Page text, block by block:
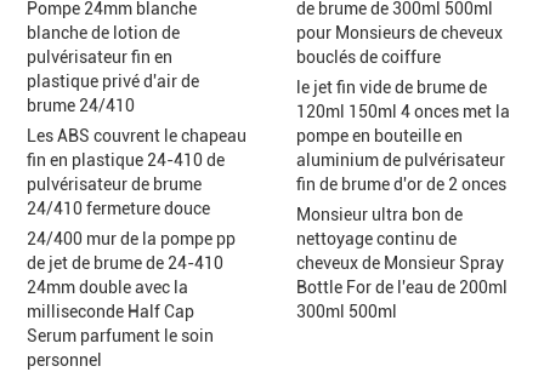
Pompe 24mm blanche
blanche de lotion de
pulvérisateur fin en
plastique privé d'air de
brume 24/410
Les ABS couvrent le chapeau
fin en plastique 24-410 de
pulvérisateur de brume
24/410 fermeture douce
24/400 mur de la pompe pp
de jet de brume de 24-410
24mm double avec la
milliseconde Half Cap
Serum parfument le soin
personnel
de brume de 300ml 500ml
pour Monsieurs de cheveux
bouclés de coiffure
le jet fin vide de brume de
120ml 150ml 4 onces met la
pompe en bouteille en
aluminium de pulvérisateur
fin de brume d'or de 2 onces
Monsieur ultra bon de
nettoyage continu de
cheveux de Monsieur Spray
Bottle For de l'eau de 200ml
300ml 500ml